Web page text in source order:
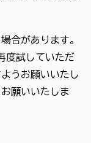
合があります。
度試していただ
うお願いいたし
願いいたしま